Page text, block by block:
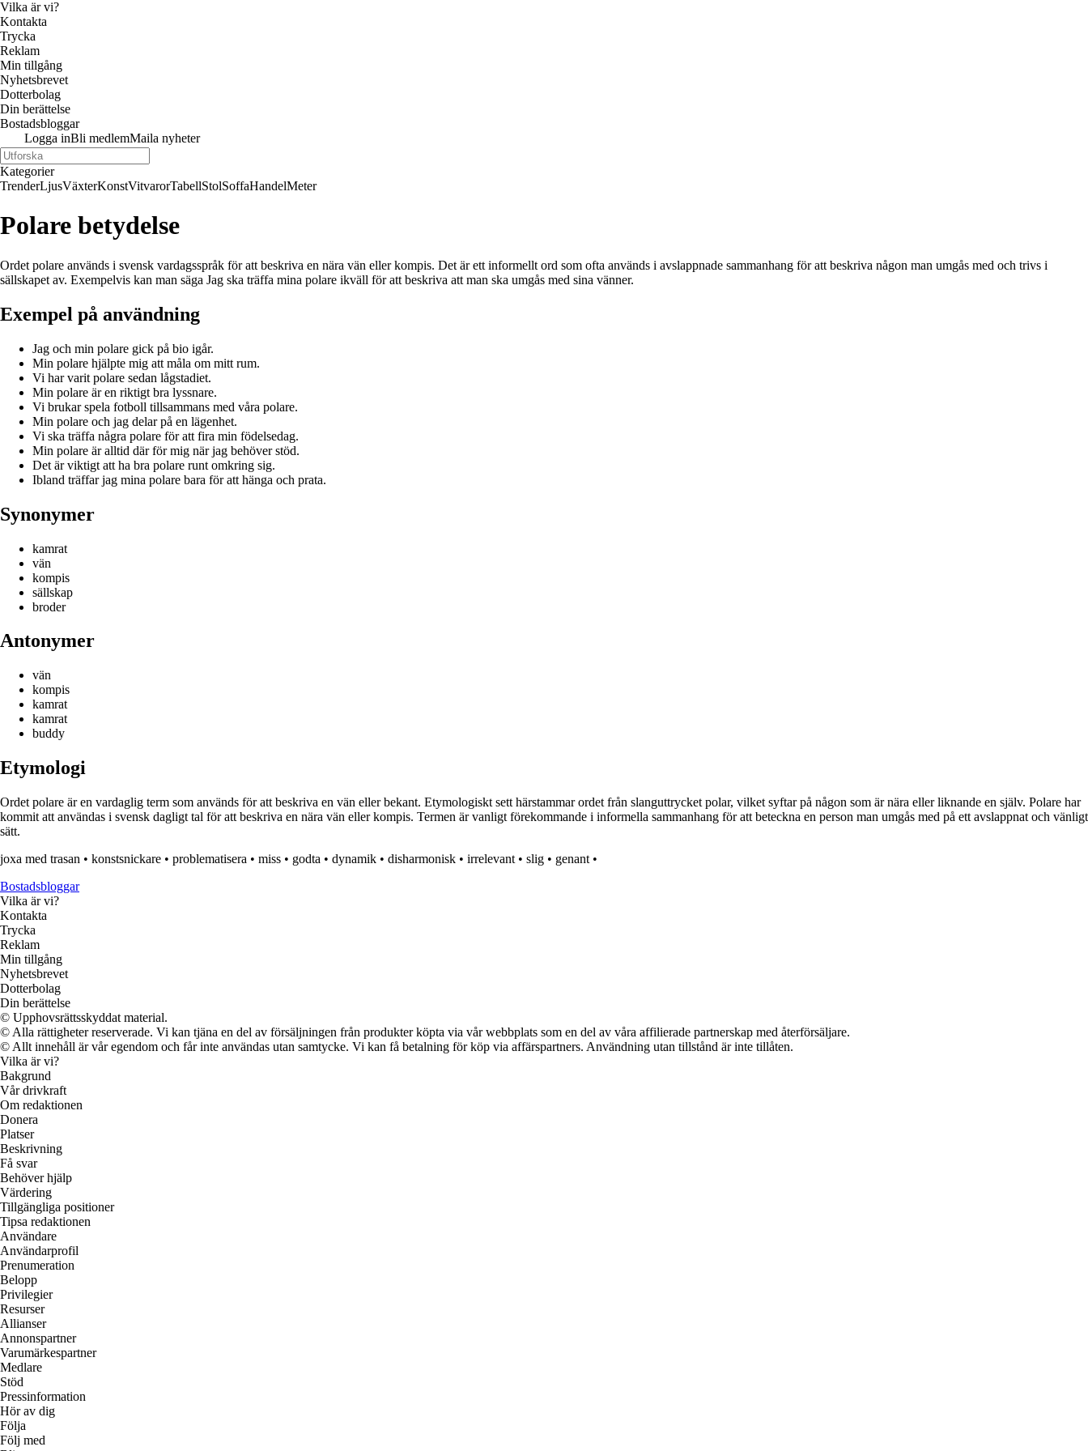
Vilka är vi?
Kontakta
Trycka
Reklam
Min tillgång
Nyhetsbrevet
Dotterbolag
Din berättelse
Bostadsbloggar
Logga inBli medlemMaila nyheter
Kategorier
TrenderLjusVäxterKonstVitvarorTabellStolSoffaHandelMeter
Polare betydelse
Ordet polare används i svensk vardagsspråk för att beskriva en nära vän eller kompis. Det är ett informellt ord som ofta används i avslappnade sammanhang för att beskriva någon man umgås med och trivs i
sällskapet av. Exempelvis kan man säga Jag ska träffa mina polare ikväll för att beskriva att man ska umgås med sina vänner.
Exempel på användning
Jag och min polare gick på bio igår.
Min polare hjälpte mig att måla om mitt rum.
Vi har varit polare sedan lågstadiet.
Min polare är en riktigt bra lyssnare.
Vi brukar spela fotboll tillsammans med våra polare.
Min polare och jag delar på en lägenhet.
Vi ska träffa några polare för att fira min födelsedag.
Min polare är alltid där för mig när jag behöver stöd.
Det är viktigt att ha bra polare runt omkring sig.
Ibland träffar jag mina polare bara för att hänga och prata.
Synonymer
kamrat
vän
kompis
sällskap
broder
Antonymer
vän
kompis
kamrat
kamrat
buddy
Etymologi
Ordet polare är en vardaglig term som används för att beskriva en vän eller bekant. Etymologiskt sett härstammar ordet från slanguttrycket polar, vilket syftar på någon som är nära eller liknande en själv. Polare har
kommit att användas i svensk dagligt tal för att beskriva en nära vän eller kompis. Termen är vanligt förekommande i informella sammanhang för att beteckna en person man umgås med på ett avslappnat och vänligt
sätt.
joxa med trasan • konstsnickare • problematisera • miss • godta • dynamik • disharmonisk • irrelevant • slig • genant •
Bostadsbloggar
Vilka är vi?
Kontakta
Trycka
Reklam
Min tillgång
Nyhetsbrevet
Dotterbolag
Din berättelse
© Upphovsrättsskyddat material.
© Alla rättigheter reserverade. Vi kan tjäna en del av försäljningen från produkter köpta via vår webbplats som en del av våra affilierade partnerskap med återförsäljare.
© Allt innehåll är vår egendom och får inte användas utan samtycke. Vi kan få betalning för köp via affärspartners. Användning utan tillstånd är inte tillåten.
Vilka är vi?
Bakgrund
Vår drivkraft
Om redaktionen
Donera
Platser
Beskrivning
Få svar
Behöver hjälp
Värdering
Tillgängliga positioner
Tipsa redaktionen
Användare
Användarprofil
Prenumeration
Belopp
Privilegier
Resurser
Allianser
Annonspartner
Varumärkespartner
Medlare
Stöd
Pressinformation
Hör av dig
Följa
Följ med